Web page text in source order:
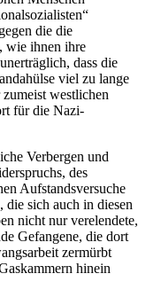
die die
wie ihnen ihre
dass die
viel zu lange
westlichen
für die Nazi-
Verbergen und
des
Aufstandsversuche
sich auch in diesen
nicht nur verelendete,
Gefangene, die dort
zermürbt
hinein